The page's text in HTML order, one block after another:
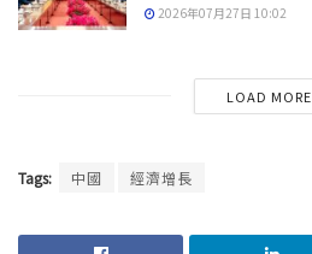
2026年07月27日 10:02
LOAD MORE
Tags: 中國 經濟增長